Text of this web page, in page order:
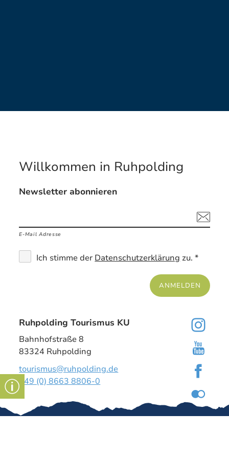
Willkommen in Ruhpolding
Newsletter abonnieren
E-Mail Adresse
Ich stimme der Datenschutzerklärung zu. *
ANMELDEN
Ruhpolding Tourismus KU
Bahnhofstraße 8
83324 Ruhpolding
tourismus@ruhpolding.de
+49 (0) 8663 8806-0